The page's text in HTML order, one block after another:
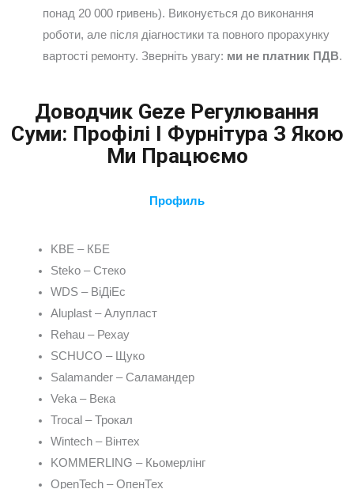
понад 20 000 гривень). Виконується до виконання
роботи, але після діагностики та повного прорахунку
вартості ремонту. Зверніть увагу: ми не платник ПДВ.
Доводчик Geze Регулювання
Суми: Профілі І Фурнітура З Якою
Ми Працюємо
Профиль
KBE – КБЕ
Steko – Стеко
WDS – ВіДіЕс
Aluplast – Алупласт
Rehau – Рехау
SCHUCO – Щуко
Salamander – Саламандер
Veka – Века
Trocal – Трокал
Wintech – Вінтех
KOMMERLING – Кьомерлінг
OpenTech – ОпенТех